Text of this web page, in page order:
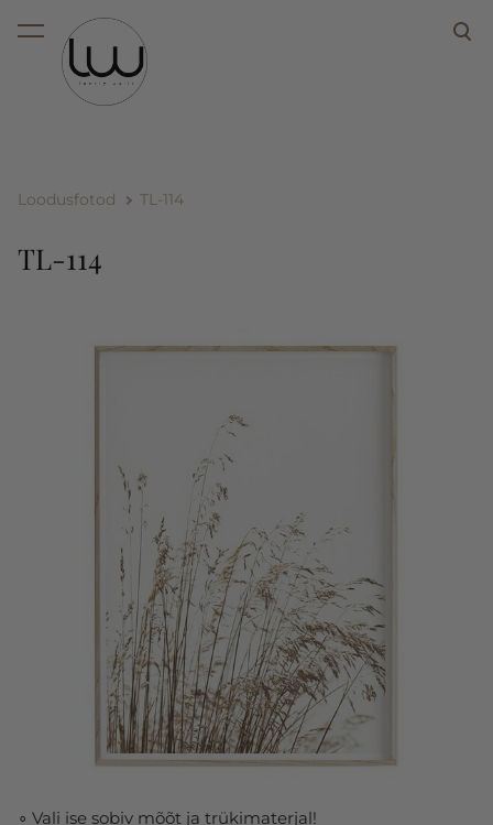
lisati ostukorvi.
Loodusfotod TL-114
TL-114
∘ Vali ise sobiv mõõt ja trükimaterjal!